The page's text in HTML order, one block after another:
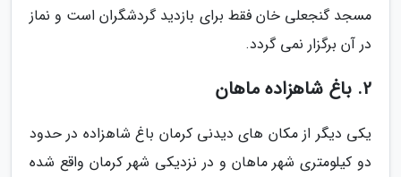
مسجد گنجعلی خان فقط برای بازدید گردشگران است و نماز
در آن برگزار نمی گردد.
2. باغ شاهزاده ماهان
یکی دیگر از مکان های دیدنی کرمان باغ شاهزاده در حدود
دو کیلومتری شهر ماهان و در نزدیکی شهر کرمان واقع شده